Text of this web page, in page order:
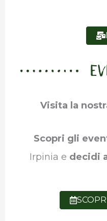
Visita la
Scopri gli
Irpinia e decidi